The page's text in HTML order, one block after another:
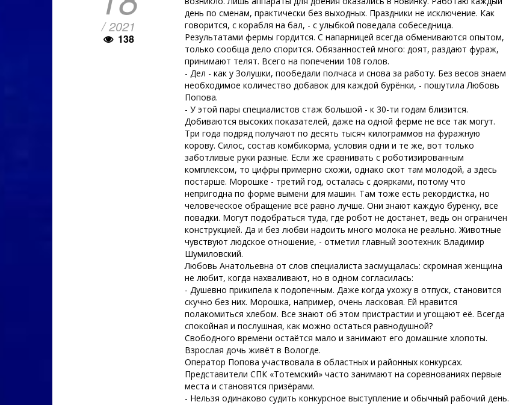
/ 2021
138
день по сменам, практически без выходных. Праздники не исключение. Как
говорится, с корабля на бал, - с улыбкой поведала собеседница.
Результатами фермы гордится. С напарницей всегда обмениваются опытом,
только сообща дело спорится. Обязанностей много: доят, раздают фураж,
принимают телят. Всего на попечении 108 голов.
- Дел - как у Золушки, пообедали полчаса и снова за работу. Без весов знаем
необходимое количество добавок для каждой бурёнки, - пошутила Любовь
Попова.
- У этой пары специалистов стаж большой - к 30-ти годам близится.
Добиваются высоких показателей, даже на одной ферме не все так могут.
Три года подряд получают по десять тысяч килограммов на фуражную
корову. Силос, состав комбикорма, условия одни и те же, вот только
заботливые руки разные. Если же сравнивать с роботизированным
комплексом, то цифры примерно схожи, однако скот там молодой, а здесь
постарше. Морошке - третий год, осталась с доярками, потому что
непригодна по форме вымени для машин. Там тоже есть рекордистка, но
человеческое обращение всё равно лучше. Они знают каждую бурёнку, все
повадки. Могут подобраться туда, где робот не достанет, ведь он ограничен
конструкцией. Да и без любви надоить много молока не реально. Животные
чувствуют людское отношение, - отметил главный зоотехник Владимир
Шумиловский.
Любовь Анатольевна от слов специалиста засмущалась: скромная женщина
не любит, когда нахваливают, но в одном согласилась:
- Душевно прикипела к подопечным. Даже когда ухожу в отпуск, становится
скучно без них. Морошка, например, очень ласковая. Ей нравится
полакомиться хлебом. Все знают об этом пристрастии и угощают её. Всегда
спокойная и послушная, как можно остаться равнодушной?
Свободного времени остаётся мало и занимают его домашние хлопоты.
Взрослая дочь живёт в Вологде.
Оператор Попова участвовала в областных и районных конкурсах.
Представители СПК «Тотемский» часто занимают на соревнованиях первые
места и становятся призёрами.
- Нельзя одинаково судить конкурсное выступление и обычный рабочий день.